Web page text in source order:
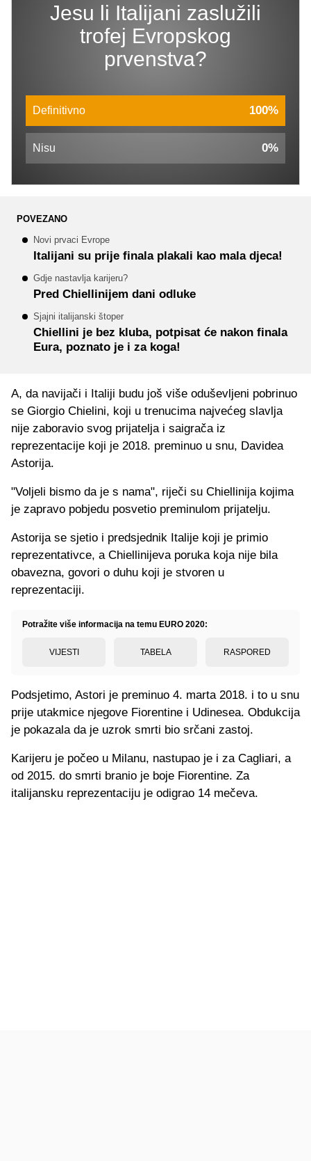
Jesu li Italijani zaslužili
trofej Evropskog
prvenstva?
Definitivno 100%
Nisu 0%
POVEZANO
Novi prvaci Evrope
Italijani su prije finala plakali kao mala djeca!
Gdje nastavlja karijeru?
Pred Chiellinijem dani odluke
Sjajni italijanski štoper
Chiellini je bez kluba, potpisat će nakon finala
Eura, poznato je i za koga!
A, da navijači i Italiji budu još više oduševljeni pobrinuo
se Giorgio Chielini, koji u trenucima najvećeg slavlja
nije zaboravio svog prijatelja i saigrača iz
reprezentacije koji je 2018. preminuo u snu, Davidea
Astorija.
"Voljeli bismo da je s nama", riječi su Chiellinija kojima
je zapravo pobjedu posvetio preminulom prijatelju.
Astorija se sjetio i predsjednik Italije koji je primio
reprezentativce, a Chiellinijeva poruka koja nije bila
obavezna, govori o duhu koji je stvoren u
reprezentaciji.
Potražite više informacija na temu EURO 2020:
VIJESTI TABELA RASPORED
Podsjetimo, Astori je preminuo 4. marta 2018. i to u snu
prije utakmice njegove Fiorentine i Udinesea. Obdukcija
je pokazala da je uzrok smrti bio srčani zastoj.
Karijeru je počeo u Milanu, nastupao je i za Cagliari, a
od 2015. do smrti branio je boje Fiorentine. Za
italijansku reprezentaciju je odigrao 14 mečeva.